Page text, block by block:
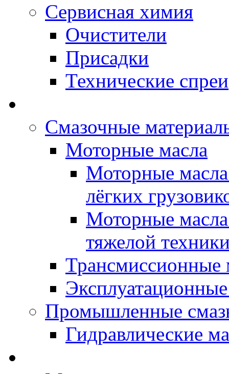
Сервисная химия
Очистители
Присадки
Технические спреи
Смазочные
Моторные масла
Моторные
лёгких
Моторные
тяжелой
Трансмиссионные
Промышленные
Гидравлические